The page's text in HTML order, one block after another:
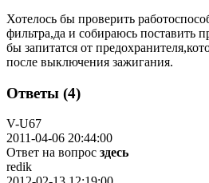
Хотелось бы проверить
фильтра,да и собираюсь поставить
бы запитатся от
после выключения зажигания.
Ответы (4)
V-U67
2011-04-06 20:44:00
Ответ на вопрос здесь
redik